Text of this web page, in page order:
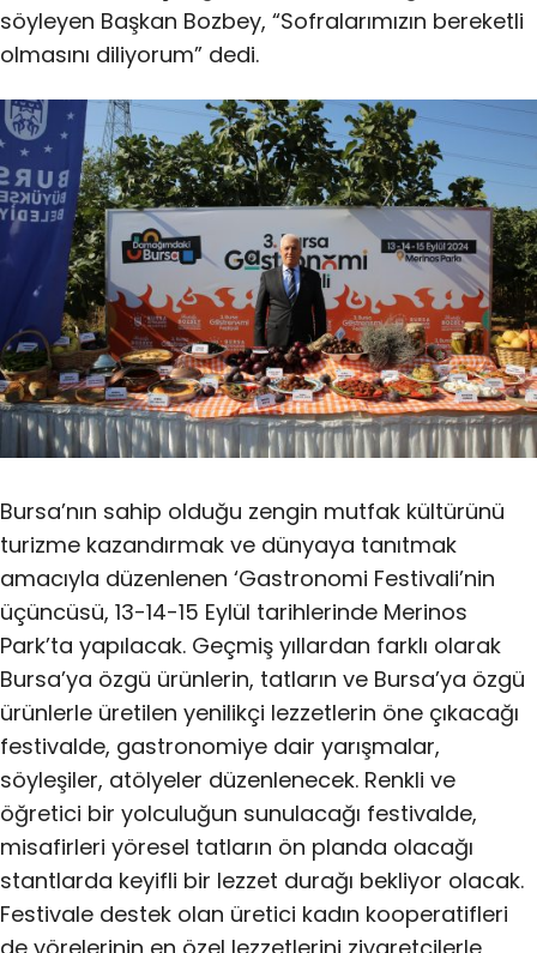
söyleyen Başkan Bozbey, “Sofralarımızın bereketli
olmasını diliyorum” dedi.
Bursa’nın sahip olduğu zengin mutfak kültürünü
turizme kazandırmak ve dünyaya tanıtmak
amacıyla düzenlenen ‘Gastronomi Festivali’nin
üçüncüsü, 13-14-15 Eylül tarihlerinde Merinos
Park’ta yapılacak. Geçmiş yıllardan farklı olarak
Bursa’ya özgü ürünlerin, tatların ve Bursa’ya özgü
ürünlerle üretilen yenilikçi lezzetlerin öne çıkacağı
festivalde, gastronomiye dair yarışmalar,
söyleşiler, atölyeler düzenlenecek. Renkli ve
öğretici bir yolculuğun sunulacağı festivalde,
misafirleri yöresel tatların ön planda olacağı
stantlarda keyifli bir lezzet durağı bekliyor olacak.
Festivale destek olan üretici kadın kooperatifleri